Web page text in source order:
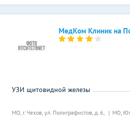
МедКом Клиник на
МО, г. Чехов, ул. Полиграфистов, д. 6, МО, Юг
УЗИ щитовидной железы